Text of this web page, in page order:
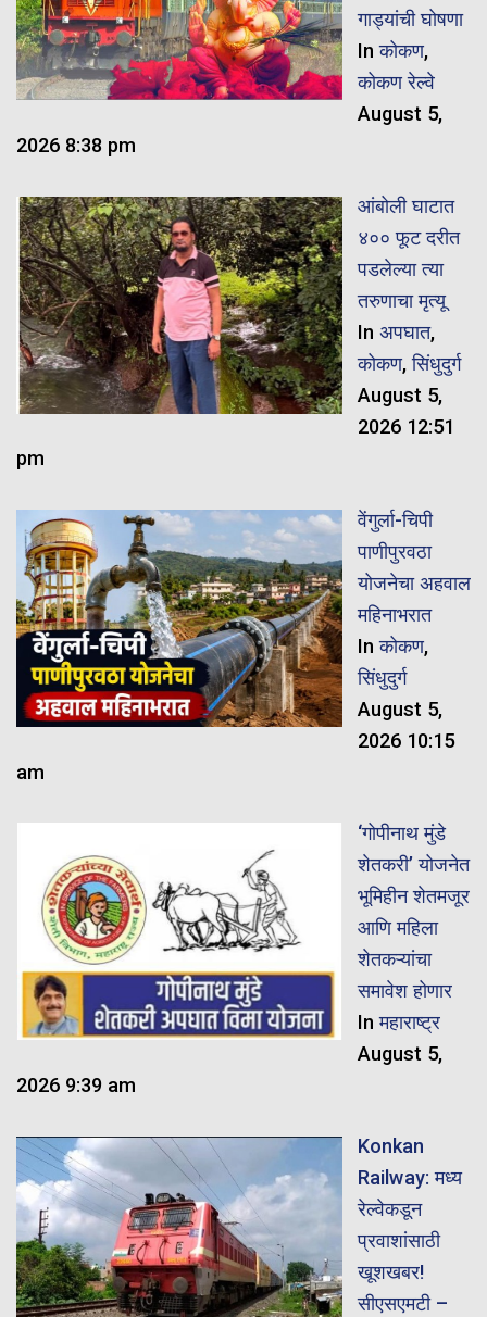
गाड्यांची घोषणा
Inकोकण,
कोकण रेल्वे
August 5,
2026 8:38 pm
आंबोली घाटात
४०० फूट दरीत
पडलेल्या त्या
तरुणाचा मृत्यू
In अपघात,
कोकण,सिंधुदुर्ग
August 5,
2026 12:51
pm
वेंगुर्ला-चिपी
पाणीपुरवठा
योजनेचा अहवाल
महिनाभरात
Inकोकण,
सिंधुदुर्ग
August 5,
2026 10:15
am
‘गोपीनाथ मुंडे
शेतकरी’ योजनेत
भूमिहीन शेतमजूर
आणि महिला
शेतकऱ्यांचा
समावेश होणार
Inमहाराष्ट्र
August 5,
2026 9:39 am
Konkan
Railway: मध्य
रेल्वेकडून
प्रवाशांसाठी
खूशखबर!
सीएसएमटी –